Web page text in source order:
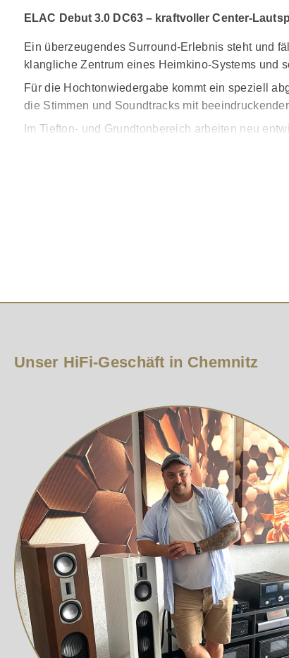
ELAC Debut 3.0 DC63 – kraftvoller Center-
Ein überzeugendes Surround-Erlebnis steht und
klangliche Zentrum eines Heimkino-Systems und
Für die Hochtonwiedergabe kommt ein speziell
die Stimmen und Soundtracks mit
Im Tiefton- und Grundtonbereich arbeiten neu
Unser HiFi-Geschäft in Chemnitz